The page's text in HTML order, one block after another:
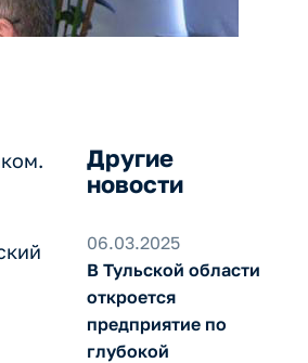
Другие
новости
06.03.2025
В Тульской области
откроется
предприятие по
глубокой